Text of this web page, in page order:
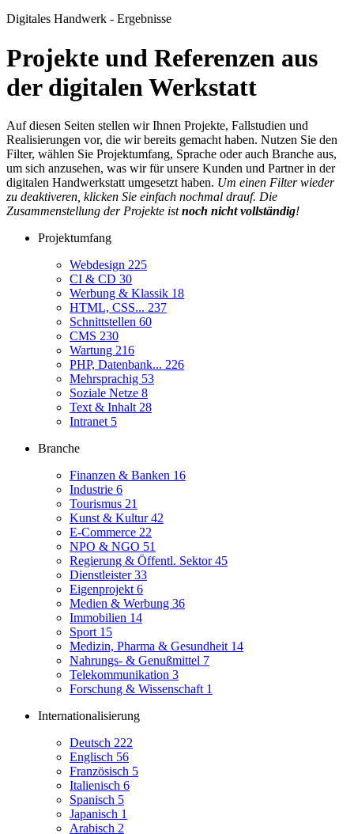
Digitales Handwerk - Ergebnisse
Projekte und Referenzen aus
der digitalen Werkstatt
Auf diesen Seiten stellen wir Ihnen Projekte, Fallstudien und
Realisierungen vor, die wir bereits gemacht haben. Nutzen Sie den
Filter, wählen Sie Projektumfang, Sprache oder auch Branche aus,
um sich anzusehen, was wir für unsere Kunden und Partner in der
digitalen Handwerkstatt umgesetzt haben. Um einen Filter wieder
zu deaktiveren, klicken Sie einfach nochmal drauf. Die
Zusammenstellung der Projekte istnoch nicht vollständig!
Projektumfang
Webdesign 225
CI & CD 30
Werbung & Klassik 18
HTML, CSS... 237
Schnittstellen 60
CMS 230
Wartung 216
PHP, Datenbank... 226
Mehrsprachig 53
Soziale Netze 8
Text & Inhalt 28
Intranet 5
Branche
Finanzen & Banken 16
Industrie 6
Tourismus 21
Kunst & Kultur42
E-Commerce 22
NPO & NGO 51
Regierung & Öffentl. Sektor45
Dienstleister33
Eigenprojekt 6
Medien & Werbung 36
Immobilien 14
Sport 15
Medizin, Pharma & Gesundheit 14
Nahrungs- & Genußmittel 7
Telekommunikation 3
Forschung & Wissenschaft 1
Internationalisierung
Deutsch 222
Englisch 56
Französisch 5
Italienisch 6
Spanisch 5
Japanisch 1
Arabisch 2